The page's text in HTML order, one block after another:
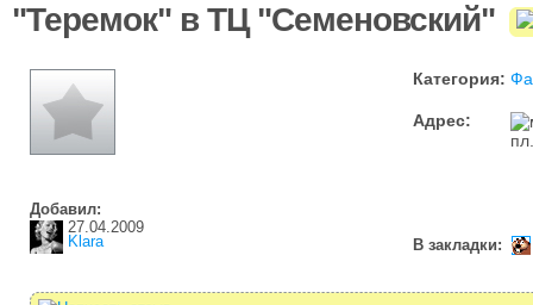
"Теремок" в ТЦ "Семеновский"
Категория:
Адрес:
Добавил:
27.04.2009
Klara
В закладки: